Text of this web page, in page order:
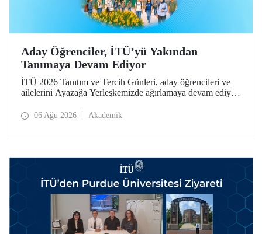
Aday Öğrenciler, İTÜ’yü Yakından
Tanımaya Devam Ediyor
İTÜ 2026 Tanıtım ve Tercih Günleri, aday öğrencileri ve
ailelerini Ayazağa Yerleşkemizde ağırlamaya devam ediyor.
ilgili fakülte ve birimler adaylara bilgi vermeye devam
06 Ağu 2026 Akademik